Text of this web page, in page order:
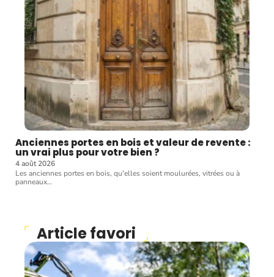
Anciennes portes en bois et valeur de revente :
un vrai plus pour votre bien ?
4 août 2026
Les anciennes portes en bois, qu'elles soient moulurées, vitrées ou à
panneaux…
Article favori